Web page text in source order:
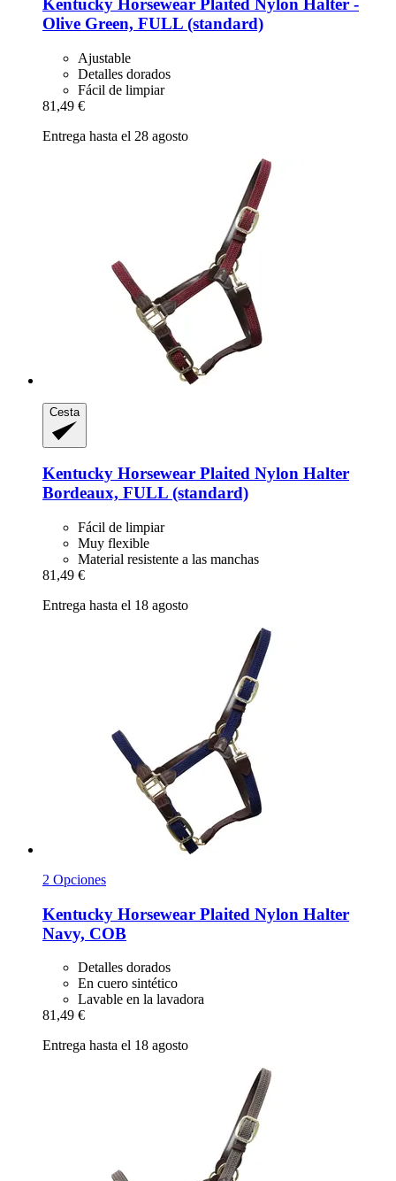
Kentucky Horsewear Plaited Nylon Halter -​
Olive Green, FULL (standard)
Ajustable
Detalles dorados
Fácil de limpiar
81,49 €
Entrega hasta el 28 agosto
Cesta
Kentucky Horsewear Plaited Nylon Halter
Bordeaux, FULL (standard)
Fácil de limpiar
Muy flexible
Material resistente a las manchas
81,49 €
Entrega hasta el 18 agosto
2 Opciones
Kentucky Horsewear Plaited Nylon Halter
Navy, COB
Detalles dorados
En cuero sintético
Lavable en la lavadora
81,49 €
Entrega hasta el 18 agosto